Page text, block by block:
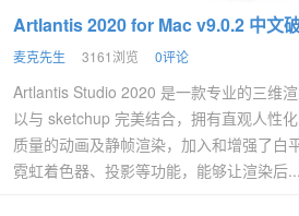
Artlantis 2020 for Mac v9.0.2 中文
麦克先生 3161浏览 0评论
Artlantis Studio 2020 是一款专业的三维
以与 sketchup 完美结合，拥有直观人性
质量的动画及静帧渲染，加入和增强了白
霓虹着色器、投影等功能，能够让渲染后...